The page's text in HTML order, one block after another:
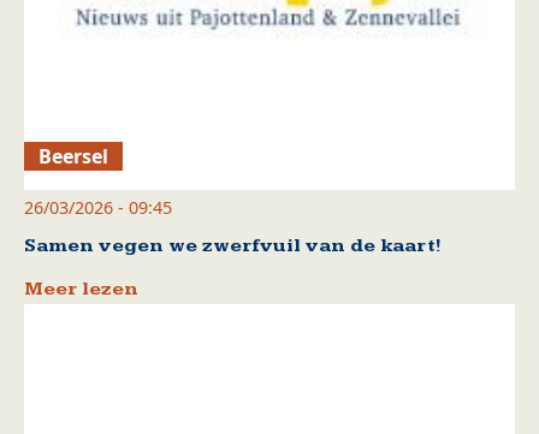
Beersel
26/03/2026 - 09:45
Samen vegen we zwerfvuil van de kaart!
Meer lezen